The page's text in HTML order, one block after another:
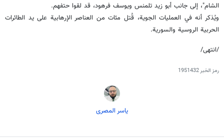
الشام"، إلى جانب أبو زيد تلمنس ويوسف فرهود، قد لقوا حتفهم.
ويُذكر أنه في العمليات الجوية، قُتل مئات من العناصر الإرهابية على يد الطائرات
الحربية الروسية والسورية.
/انتهى/
رمز الخبر1951432
یاسر المصری